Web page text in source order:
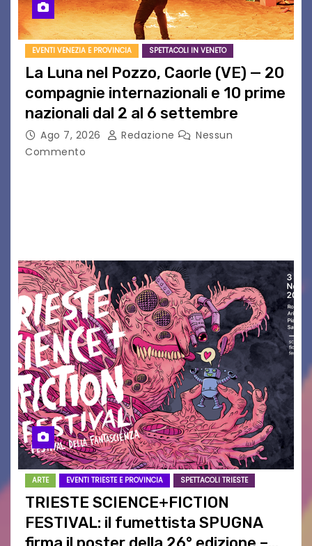
EVENTI VENEZIA E PROVINCIA SPETTACOLI IN VENETO
La Luna nel Pozzo, Caorle (VE) — 20
compagnie internazionali e 10 prime
nazionali dal 2 al 6 settembre
Ago 7, 2026 Redazione
Nessun
Commento
ARTE EVENTI TRIESTE E PROVINCIA SPETTACOLI TRIESTE
TRIESTE SCIENCE+FICTION
FESTIVAL: il fumettista SPUGNA